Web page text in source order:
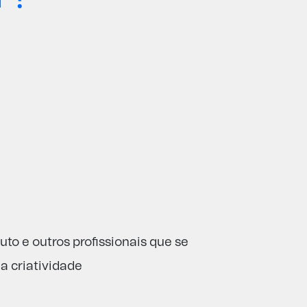
e outros profissionais que se
criatividade